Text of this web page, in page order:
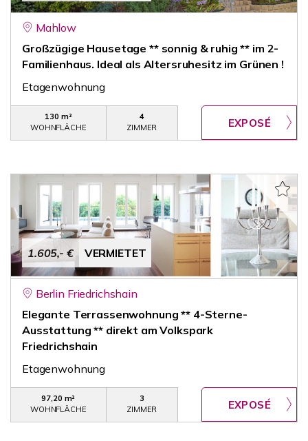
Mahlow
Großzügige Hausetage ** sonnig & ruhig ** im 2-
Familienhaus. Ideal als Altersruhesitz im Grünen !
Etagenwohnung
130 m²
WOHNFLÄCHE
4
ZIMMER
1.605,- € VERMIETET
Berlin Friedrichshain
Elegante Terrassenwohnung ** 4-Sterne-
Ausstattung ** direkt am Volkspark
Friedrichshain
Etagenwohnung
97,20 m²
WOHNFLÄCHE
3
ZIMMER